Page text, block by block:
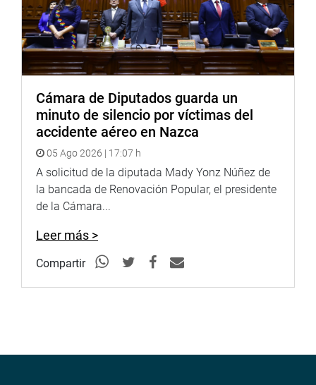
Cámara de Diputados guarda un
minuto de silencio por víctimas del
accidente aéreo en Nazca
05 Ago 2026 | 17:07 h
A solicitud de la diputada Mady Yonz Núñez de
la bancada de Renovación Popular, el presidente
de la Cámara...
Leer más >
Compartir